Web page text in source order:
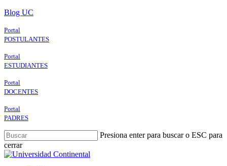
Skip
main
content
Blog UC
Portal
POSTULANTES
Portal
ESTUDIANTES
Portal
DOCENTES
Portal
PADRES
Presiona enter para buscar o ESC para
cerrar
Close